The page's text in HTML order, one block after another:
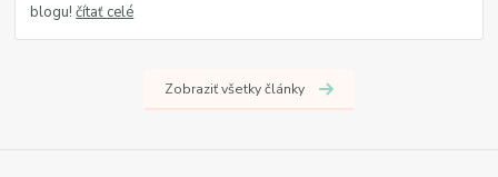
blogu!čítať celé
Zobraziť všetky články